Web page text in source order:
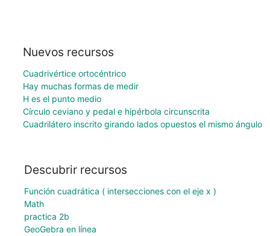
Nuevos recursos
Cuadrivértice ortocéntrico
Hay muchas formas de medir
H es el punto medio
Círculo ceviano y pedal e hipérbola circunscrita
Cuadrilátero inscrito girando lados opuestos el mismo ángulo
Descubrir recursos
Función cuadrática ( intersecciones con el eje x )
Math
practica 2b
GeoGebra en línea